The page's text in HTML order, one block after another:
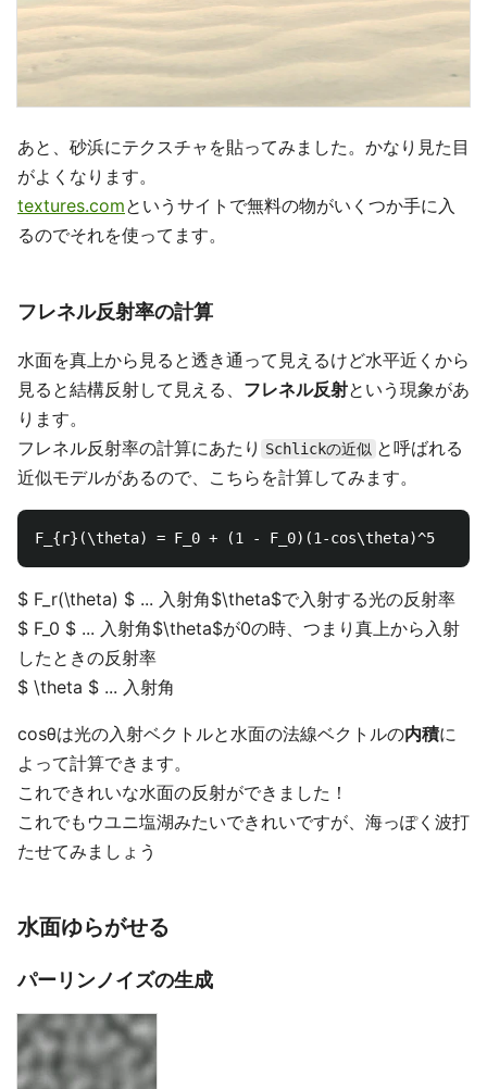
あと、砂浜にテクスチャを貼ってみました。かなり見た目
がよくなります。
textures.comというサイトで無料の物がいくつか手に入
るのでそれを使ってます。
フレネル反射率の計算
水面を真上から見ると透き通って見えるけど水平近くから
見ると結構反射して見える、 フレネル反射という現象があ
ります。
フレネル反射率の計算にあたり Schlickの近似 と呼ばれる
近似モデルがあるので、こちらを計算してみます。
$ F_r(\theta) $ ... 入射角$\theta$で入射する光の反射率
$ F_0 $ ... 入射角$\theta$が0の時、つまり真上から入射
したときの反射率
$ \theta $ ... 入射角
cosθは光の入射ベクトルと水面の法線ベクトルの内積に
よって計算できます。
これできれいな水面の反射ができました！
これでもウユニ塩湖みたいできれいですが、海っぽく波打
たせてみましょう
水面ゆらがせる
パーリンノイズの生成